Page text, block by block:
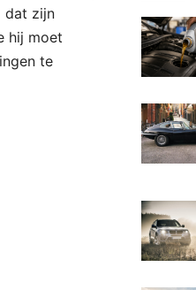
dat zijn
hij moet
te